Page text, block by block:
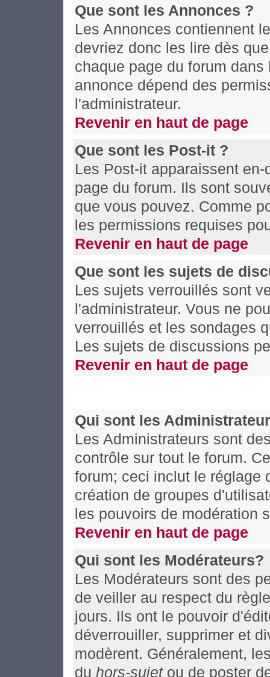
Que sont les Annonces ?
Les Annonces contiennent
devriez donc les lire dès
chaque page du forum
annonce dépend des
l'administrateur.
Revenir en haut de page
Que sont les Post-it ?
Les Post-it apparaissent
page du forum. Ils sont
que vous pouvez. Comme
les permissions requises
Revenir en haut de page
Que sont les sujets de
Les sujets verrouillés sont
l'administrateur. Vous ne
verrouillés et les sondages
Les sujets de discussions
Revenir en haut de page
Qui sont les
Les Administrateurs sont
contrôle sur tout le forum.
forum; ceci inclut le réglage
création de groupes
les pouvoirs de modération
Revenir en haut de page
Qui sont les Modérateurs?
Les Modérateurs sont des
de veiller au respect du
jours. Ils ont le pouvoir
déverrouiller, supprimer et
modèrent. Généralement,
du hors-sujetou de poster